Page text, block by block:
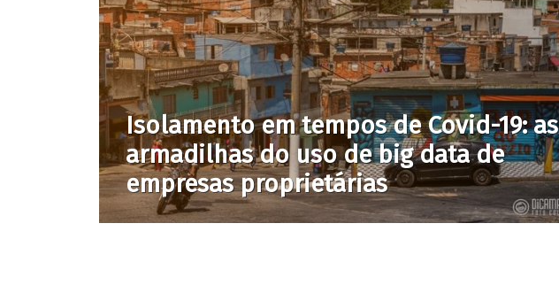
Isolamento em tempos de Covid-19: as
armadilhas do uso de big data de
empresas proprietárias